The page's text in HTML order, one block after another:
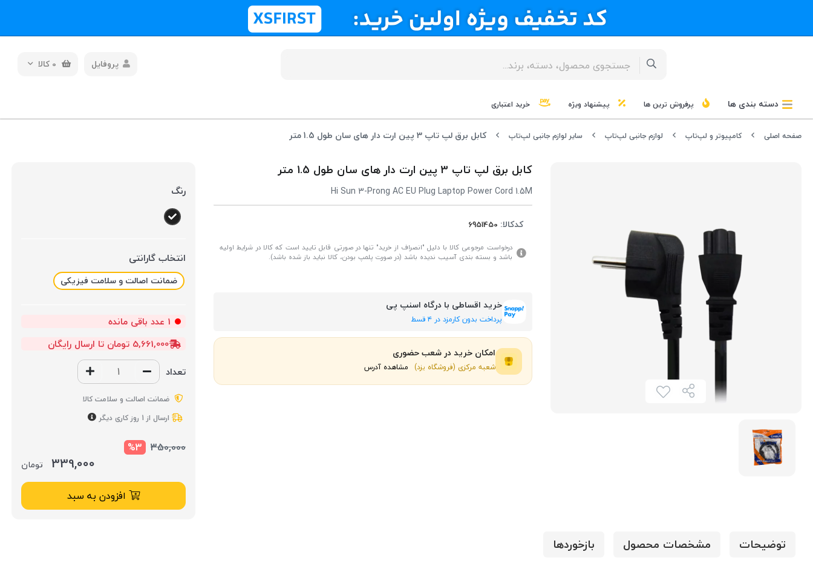
0 کالا پروفایل
دسته بندی ها پرفروش ترین ها پیشنهاد ویژه خرید اعتباری
صفحه اصلی کامپیوتر و لپ‌تاپ لوازم جانبی لپ‌تاپ سایر لوازم جانبی لپ‌تاپ کابل برق لپ تاپ 3 پین ارت دار های سان طول 1.5 متر
کابل برق لپ تاپ 3 پین ارت دار های سان طول 1.5 متر
Hi Sun 3-Prong AC EU Plug Laptop Power Cord 1.5M
کدکالا:
درخواست مرجوعی کالا با دلیل "انصراف از خرید" تنها در صورتی قابل تایید است که کالا در شرایط اولیه
باشد و بسته بندی آسیب ندیده باشد (در صورت پلمپ بودن، کالا نباید باز شده باشد).
خرید اقساطی با درگاه اسنپ پی
پرداخت بدون کارمزد در ۴ قسط
امکان خرید در شعب حضوری
شعبه مرکزی (فروشگاه یزد) مشاهده آدرس
رنگ
انتخاب گارانتی
ضمانت اصالت و سلامت فیزیکی
1 عدد باقی مانده
5,661,000 تومان تا ارسال رایگان
تعداد
ضمانت اصالت و سلامت کالا
ارسال از 1 روز کاری دیگر
350,000
%3
339,000 تومان
افزودن به سبد
توضیحات مشخصات محصول بازخوردها